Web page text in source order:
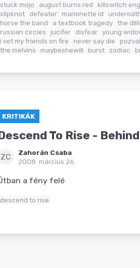
stuck mojo
august burns red killswitch
slipknot
defeater marionette id
horse the band
a textbook tragedy the
russian circles
jucifer disfear young
i set my friends on fire
never say die
the melvins
maybeshewill burst zodiac
KRITIKÁK
To Rise -
ZC
Zahorán Csaba
2008. március 26.
a fény felé
descend to rise